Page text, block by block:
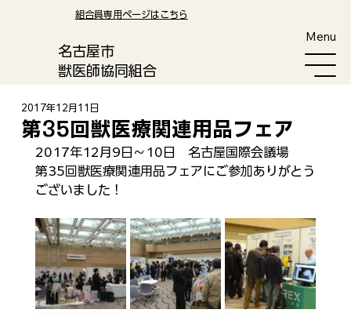
​組合員専用ページはこちら
​名古屋市
獣医師協同組合
Menu
第35回獣医療関連用品フェア
2017年12月11日
2017年12月9日〜10日　名古屋国際会議場
第35回獣医療関連用品フェアにご参加ありがとう
ございました！